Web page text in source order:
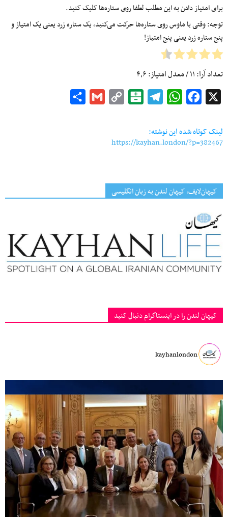
برای امتیاز دادن به این مطلب لطفا روی ستاره‌ها کلیک کنید.
توجه: وقتی با ماوس روی ستاره‌ها حرکت می‌کنید، یک ستاره زرد یعنی یک امتیاز و
پنج ستاره زرد یعنی پنج امتیاز!
تعداد آرا:۱۱/ معدل امتیاز:۴٫۶
Facebook
WhatsApp
Telegram
Balatarin
Copy
Gmail
لینک کوتاه شده این نوشته:
https://kayhan.london/?p=382467
کیهان‌لایف، کیهان لندن به زبان انگلیسی
کیهان لندن را در اینستاگرام دنبال کنید
kayhanlondon